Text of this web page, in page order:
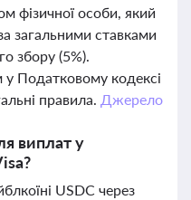
фізичної особи, який
загальними ставками
збору (5%).
у Податковому кодексі
правила. Джерело
виплат у
USDC через